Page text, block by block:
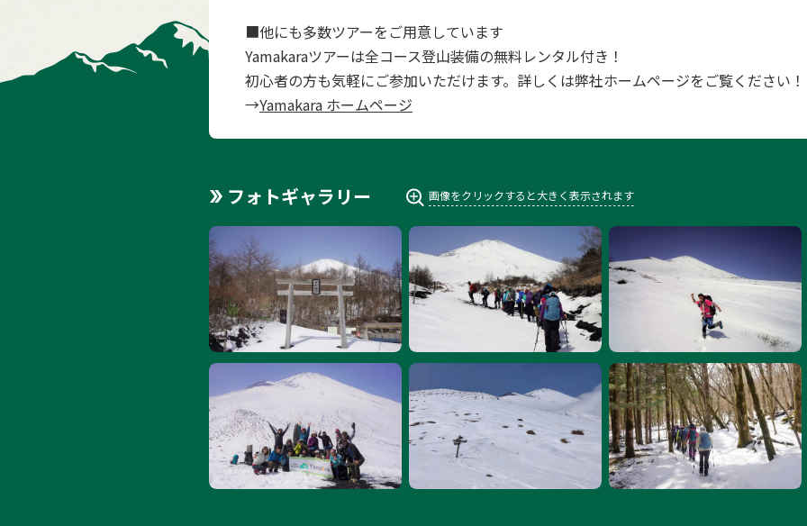
■他にも多数ツアーをご用意しています
Yamakaraツアーは全コース登山装備の無料レンタル付き！
初心者の方も気軽にご参加いただけます。詳しくは弊社ホームページをご覧ください！
→Yamakara ホームページ
フォトギャラリー 画像をクリックすると大きく表示されます